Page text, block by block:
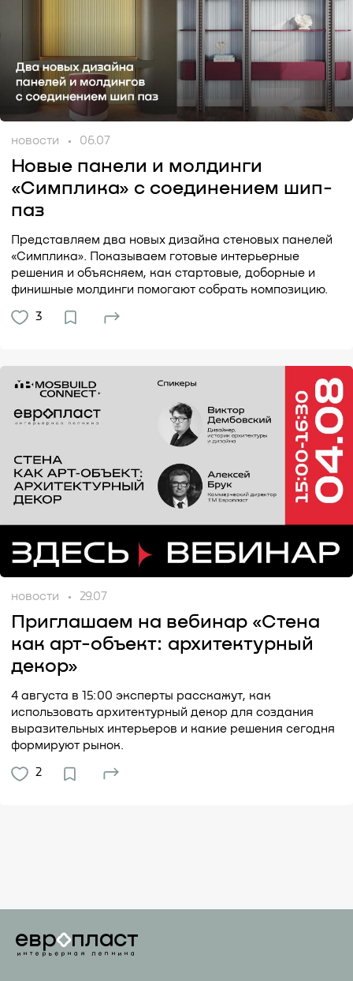
новости 06.07
Новые панели и молдинги
«Симплика» с соединением шип-
паз
Представляем два новых дизайна стеновых панелей
«Симплика». Показываем готовые интерьерные
решения и объясняем, как стартовые, доборные и
финишные молдинги помогают собрать композицию.
3
новости 29.07
Приглашаем на вебинар «Стена
как арт-объект: архитектурный
декор»
4 августа в 15:00 эксперты расскажут, как
использовать архитектурный декор для создания
выразительных интерьеров и какие решения сегодня
формируют рынок.
2